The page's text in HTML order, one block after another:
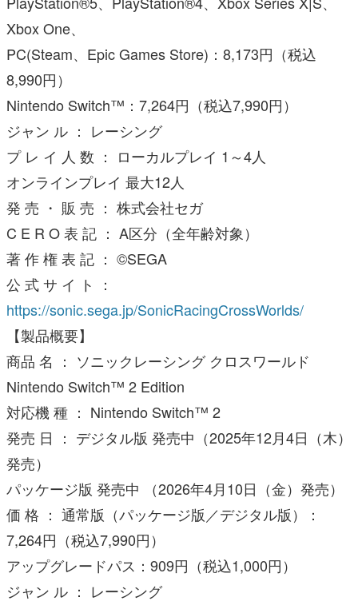
Xbox One、
PC(Steam、Epic Games Store)：8,173円（税込
8,990円）
Nintendo Switch™：7,264円（税込7,990円）
ジャン ル ： レーシング
プ レ イ 人 数 ： ローカルプレイ 1～4人
オンラインプレイ 最大12人
発 売 ・ 販 売 ： 株式会社セガ
C E R O 表 記 ： A区分（全年齢対象）
著 作 権 表 記 ： ©SEGA
公 式 サ イ ト ：
https://sonic.sega.jp/SonicRacingCrossWorlds/
【製品概要】
商品 名 ： ソニックレーシング クロスワールド
Nintendo Switch™ 2 Edition
対応機 種 ： Nintendo Switch™ 2
発売 日 ： デジタル版 発売中（2025年12月4日（木）
発売）
パッケージ版 発売中 （2026年4月10日（金）発売）
価 格 ： 通常版（パッケージ版／デジタル版）：
7,264円（税込7,990円）
アップグレードパス：909円（税込1,000円）
ジャン ル ： レーシング